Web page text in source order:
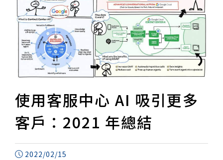
使用客服中心 AI 吸引更多
客戶：2021 年總結
2022/02/15